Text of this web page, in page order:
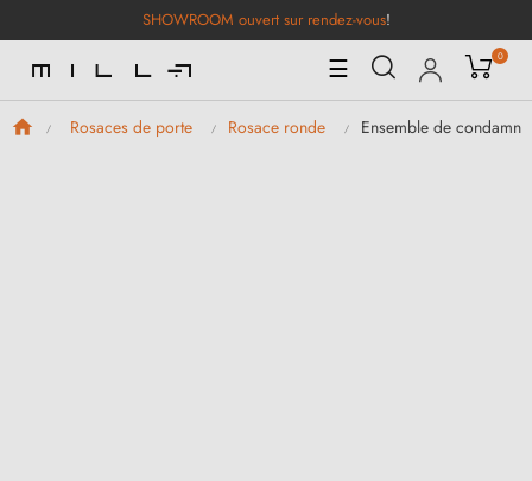
SHOWROOM ouvert sur rendez-vous!
Basculer
la
navigation
☰ 0
Rosaces de porte Rosace ronde Ensemble de